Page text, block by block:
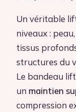
Un véritable
niveaux :
tissus
structures du
Le bandeau
un maintien
compression